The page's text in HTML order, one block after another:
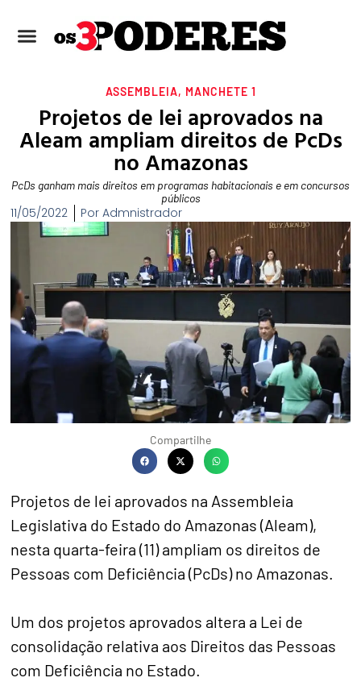
ASSEMBLEIA, MANCHETE 1
Projetos de lei aprovados na
Aleam ampliam direitos de PcDs
no Amazonas
PcDs ganham mais direitos em programas habitacionais e em concursos
públicos
11/05/2022 Por Admnistrador
Compartilhe
Projetos de lei aprovados na Assembleia
Legislativa do Estado do Amazonas (Aleam),
nesta quarta-feira (11) ampliam os direitos de
Pessoas com Deficiência (PcDs) no Amazonas.
Um dos projetos aprovados altera a Lei de
consolidação relativa aos Direitos das Pessoas
com Deficiência no Estado.